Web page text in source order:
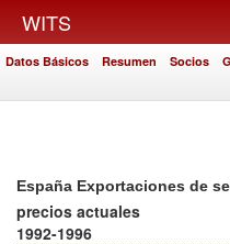
WITS
Datos Básicos Resumen Socios
España Exportaciones de
precios actuales
1992-1996